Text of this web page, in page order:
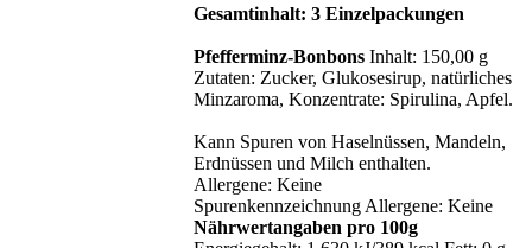
Gesamtinhalt: 3 Einzelpackungen
Pfefferminz-Bonbons Inhalt: 150,00 g
Zutaten: Zucker, Glukosesirup, natürliches
Minzaroma, Konzentrate: Spirulina, Apfel.
Kann Spuren von Haselnüssen, Mandeln,
Erdnüssen und Milch enthalten.
Allergene: Keine
Spurenkennzeichnung Allergene: Keine
Nährwertangaben pro 100g